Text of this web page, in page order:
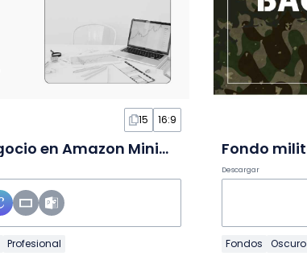
15 16:9
Estrategia de Negocio en Amazon Minimalista en Diapositivas
Profesional
Descargar
Fondos Oscuro